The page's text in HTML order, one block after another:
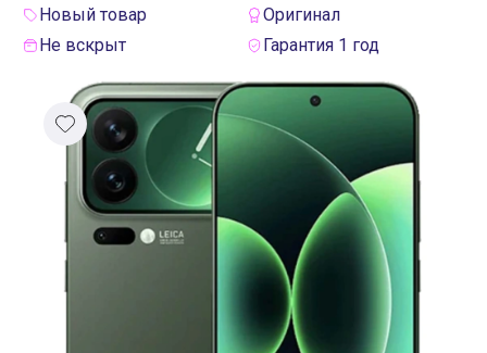
Договор оферты
Реквизиты
Контакты
Новый товар
Оригинал
Не вскрыт
Гарантия 1 год